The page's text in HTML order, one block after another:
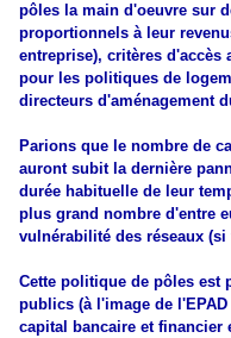
pôles la main d'oeuvre sur
proportionnels à leur
entreprise), critères d'accès
pour les politiques de
directeurs d'aménagement
Parions que le nombre de
auront subit la dernière
durée habituelle de leur
plus grand nombre d'entre
vulnérabilité des réseaux
Cette politique de pôles est
publics (à l'image de
capital bancaire et financier